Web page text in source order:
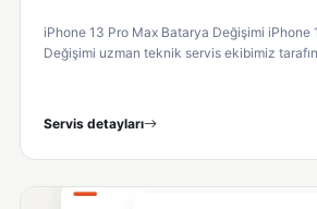
iPhone 13 Pro Max Batarya Değişimi iPhone
Değişimi uzman teknik servis ekibimiz
Servis detayları